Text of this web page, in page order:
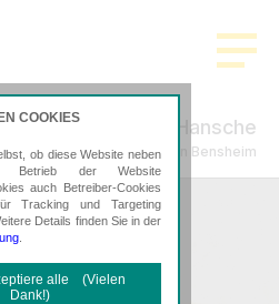
Froschauer & Hansche
Steuerberatung in Bensheim
COOKIES
ob diese Website neben
Betrieb der Website
auch Betreiber-Cookies
Tracking und Targeting
Details finden Sie in der
alle (Vielen
Dank!)